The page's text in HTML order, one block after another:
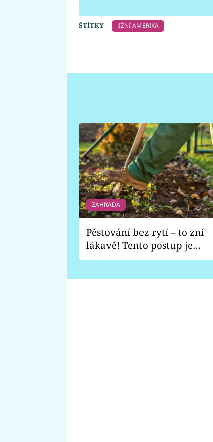
ŠTÍTKY JIŽNÍ AMERIKA
ZAHRADA
Pěstování bez rytí – to zní
lákavě! Tento postup je
vhodný jen pro některé